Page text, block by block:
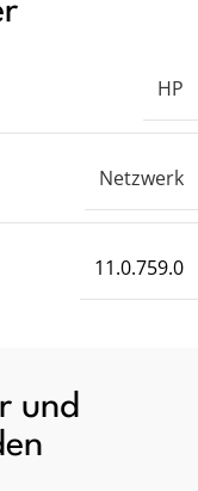
HP
Netzwerk
11.0.759.0
und